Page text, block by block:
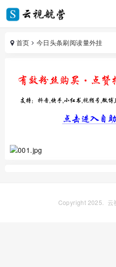
首页 今日头条刷阅读量外挂
Copyright 2025. 云